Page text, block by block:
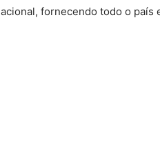
fornecendo todo o país